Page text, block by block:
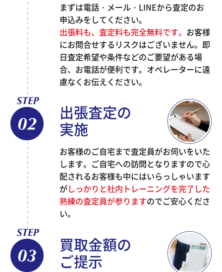
まずは電話・メール・LINEから査定のお
申込みをしてください。
出張料も、査定料も完全無料です。 お客様
にお問合せするリスクはございません。即
日査定希望や条件などのご要望がある場
合、お電話が便利です。オペレーターに遠
慮なくお伝えください。
出張査定の
実施
お客様のご自宅まで査定員がお伺いをいた
します。ご自宅への訪問となりますので心
配されるお客様も中にはいらっしゃいます
がしっかりと社内トレーニングを完了した
熟練の査定員が参りますのでご安心くださ
い。
買取金額の
ご提示